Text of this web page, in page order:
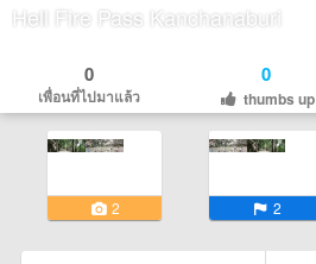
Hell Fire Pass Kanchanaburi
0
เพื่อนที่ไปมาแล้ว
0
thumbs up
2 2